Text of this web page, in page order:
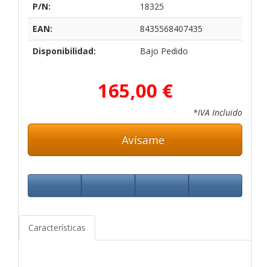
P/N:
18325
EAN:
8435568407435
Disponibilidad:
Bajo Pedido
165,00 €
*IVA Incluido
Avísame
Características